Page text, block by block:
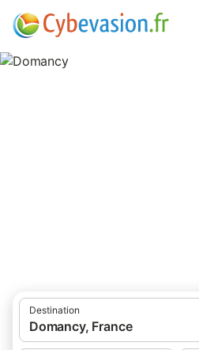
Destination
Domancy, France